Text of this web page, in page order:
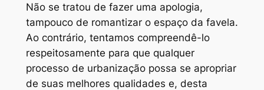
Não se tratou de fazer uma apologia,
tampouco de romantizar o espaço da favela.
Ao contrário, tentamos compreendê-lo
respeitosamente para que qualquer
processo de urbanização possa se apropriar
de suas melhores qualidades e, desta